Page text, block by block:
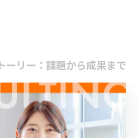
ーリー：課題から成果まで
基準と品質管理を維持しつ
することが求められます。